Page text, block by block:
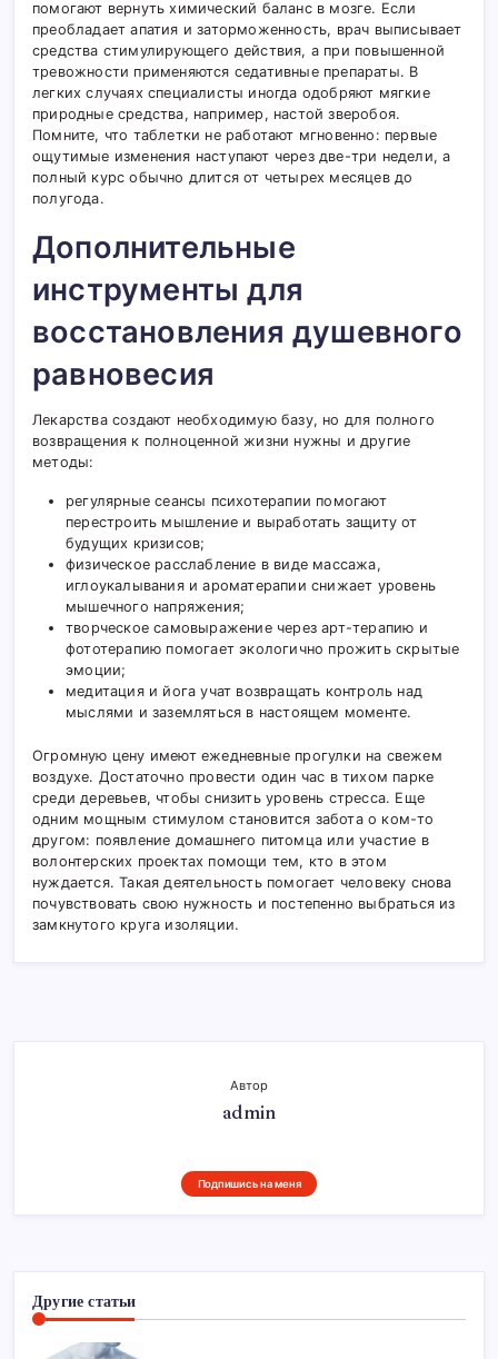
помогают вернуть химический баланс в мозге. Если
преобладает апатия и заторможенность, врач выписывает
средства стимулирующего действия, а при повышенной
тревожности применяются седативные препараты. В
легких случаях специалисты иногда одобряют мягкие
природные средства, например, настой зверобоя.
Помните, что таблетки не работают мгновенно: первые
ощутимые изменения наступают через две-три недели, а
полный курс обычно длится от четырех месяцев до
полугода.
Дополнительные
инструменты для
восстановления душевного
равновесия
Лекарства создают необходимую базу, но для полного
возвращения к полноценной жизни нужны и другие
методы:
регулярные сеансы психотерапии помогают
перестроить мышление и выработать защиту от
будущих кризисов;
физическое расслабление в виде массажа,
иглоукалывания и ароматерапии снижает уровень
мышечного напряжения;
творческое самовыражение через арт-терапию и
фототерапию помогает экологично прожить скрытые
эмоции;
медитация и йога учат возвращать контроль над
мыслями и заземляться в настоящем моменте.
Огромную цену имеют ежедневные прогулки на свежем
воздухе. Достаточно провести один час в тихом парке
среди деревьев, чтобы снизить уровень стресса. Еще
одним мощным стимулом становится забота о ком-то
другом: появление домашнего питомца или участие в
волонтерских проектах помощи тем, кто в этом
нуждается. Такая деятельность помогает человеку снова
почувствовать свою нужность и постепенно выбраться из
замкнутого круга изоляции.
Автор
admin
Подпишись на меня
Другие статьи